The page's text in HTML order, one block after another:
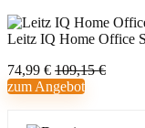
Leitz IQ Home Office
74,99 € 109,15 €
zum Angebot